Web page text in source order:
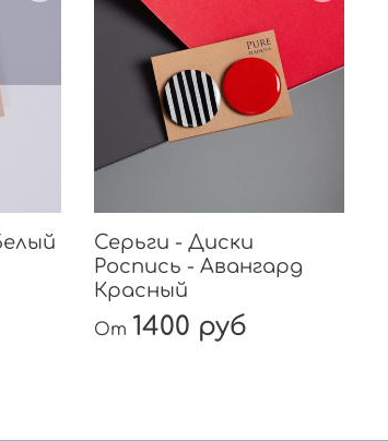
Серьги - Диски
Роспись - Авангард
Красный
От 1400 руб